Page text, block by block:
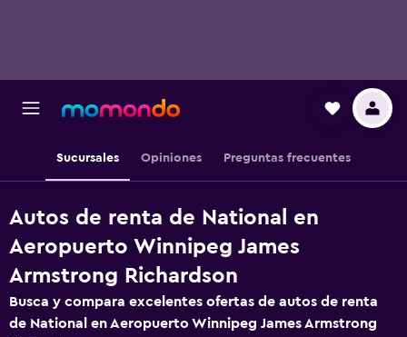
Sucursales Opiniones Preguntas frecuentes
Autos de renta de National en
Aeropuerto Winnipeg James
Armstrong Richardson
Busca y compara excelentes ofertas de autos de renta
de National en Aeropuerto Winnipeg James Armstrong